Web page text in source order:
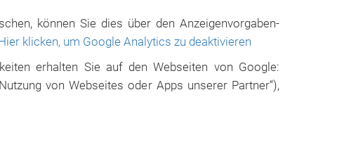
können Sie dies über den Anzeigenvorgaben-
klicken, um Google Analytics zu deaktivieren
erhalten Sie auf den Webseiten von Google:
von Webseites oder Apps unserer Partner“),